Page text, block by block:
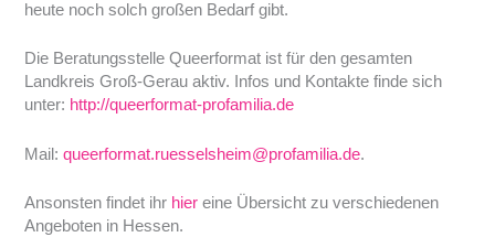
heute noch solch großen Bedarf gibt.
Die Beratungsstelle Queerformat ist für den gesamten
Landkreis Groß-Gerau aktiv. Infos und Kontakte finde sich
unter: http://queerformat-profamilia.de
Mail:queerformat.ruesselsheim@profamilia.de.
Ansonsten findet ihr hier eine Übersicht zu verschiedenen
Angeboten in Hessen.